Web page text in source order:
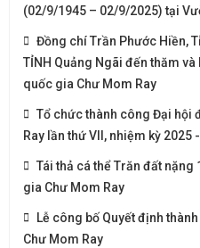
(02/9/1945 – 02/9/2025) tại
Đồng chí Trần Phước Hiền,
TỈNH Quảng Ngãi đến thăm
quốc gia Chư Mom Ray
Tổ chức thành công Đại hội
Ray lần thứ VII, nhiệm kỳ 2025
Tái thả cá thể Trăn đất
gia Chư Mom Ray
Lễ công bố Quyết định
Chư Mom Ray